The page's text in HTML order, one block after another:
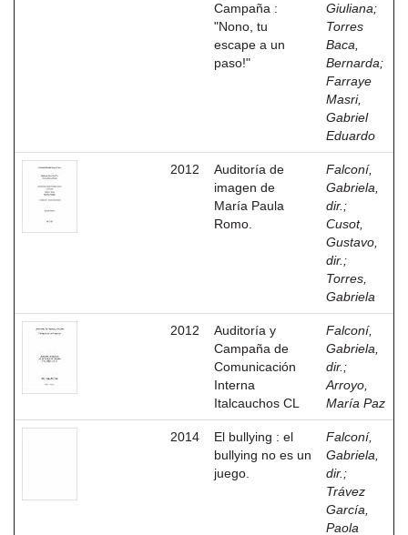
Campaña :
"Nono, tu
escape a un
paso!"
Giuliana;
Torres
Baca,
Bernarda;
Farraye
Masri,
Gabriel
Eduardo
2012
Auditoría de
imagen de
María Paula
Romo.
Falconí,
Gabriela,
dir. ;
Cusot,
Gustavo,
dir. ;
Torres,
Gabriela
2012
Auditoría y
Campaña de
Comunicación
Interna
Italcauchos CL
Falconí,
Gabriela,
dir. ;
Arroyo,
María Paz
2014
El bullying : el
bullying no es un
juego.
Falconí,
Gabriela,
dir. ;
Trávez
García,
Paola